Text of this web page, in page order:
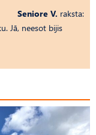
Seniore V. raksta:
Jā, neesot bijis